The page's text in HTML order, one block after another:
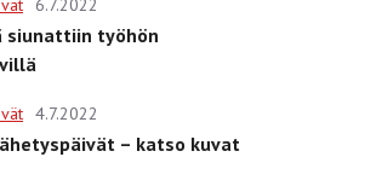
6.7.2022
siunattiin työhön
4.7.2022
– katso kuvat